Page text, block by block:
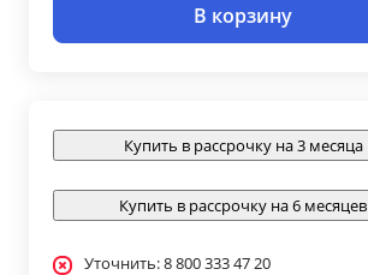
В корзину
Купить в рассрочку на 3 месяца
Купить в рассрочку на 6 месяцев
Уточнить: 8 800 333 47 20